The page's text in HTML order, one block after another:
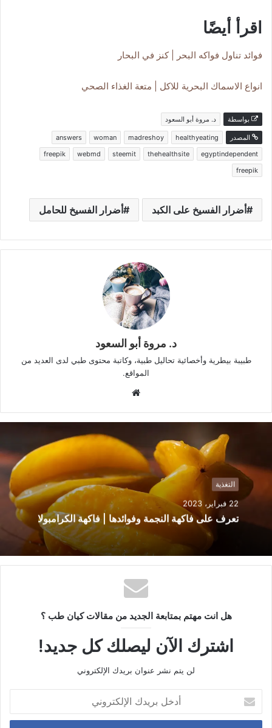
اقرأ أيضًا
فوائد تناول فواكه البحر | كنز في البحار
انواع الاسماك البحرية للاكل | متعة الغذاء الصحي
بواسطة د. مروة أبو السعود
المصدر healthyeating
madreshoy
woman
answers
egyptindependent
thehealthsite
steemit
webmd
freepik
freepik
أضرار الفسيخ على الكبد أضرار الفسيخ للحامل
د. مروة أبو السعود
طبيبة بيطرية وأخصائية تحاليل طبية، وكاتبة محتوى طبي لدى العديد من
المواقع.
ق
ا
ل
و
ي
ب
التغذية
22 فبراير، 2023
تعرف على فاكهة النجمة وفوائدها | فاكهة الكرامبولا
هل انت مهتم بمتابعة الجديد من مقالات كيان طب ؟
اشترك الآن ليصلك كل جديد!
لن يتم نشر عنوان بريدك الإلكتروني
خ